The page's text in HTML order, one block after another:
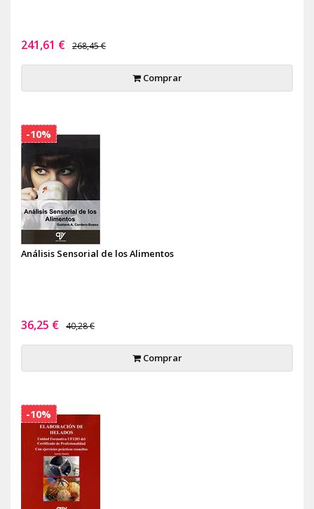
241,61 € 268,45 €
Comprar
Análisis Sensorial de los Alimentos
36,25 € 40,28 €
Comprar
-10%
-10%